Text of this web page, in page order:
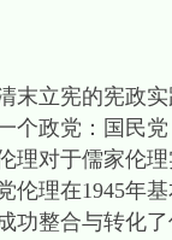
末立宪的宪政
个政党：国民
理对于儒家伦
伦理在1945年
功整合与转化